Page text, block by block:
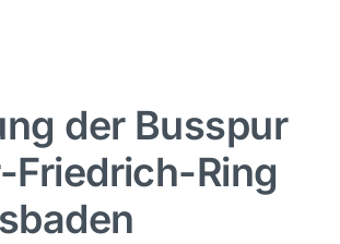
der Busspur
Friedrich-Ring